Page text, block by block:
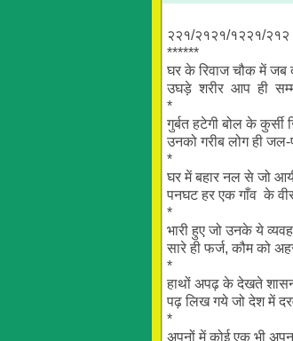
२२१/२१२१/१२२१/२१२
******
घर के रिवाज चौक में जब
उघड़े शरीर आप ही
*
गुर्बत हटेगी बोल के कुर्सी
उनको गरीब लोग ही
*
घर में बहार नल से जो
पनघट हर एक गाँव के
*
भारी हुए जो उनके ये
सारे ही फर्ज, कौम को
*
हाथों अपढ़ के देखते
पढ़ लिख गये जो देश में
*
अपनों में कोई एक भी